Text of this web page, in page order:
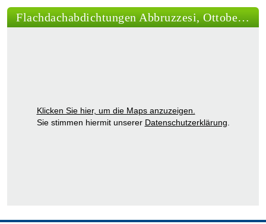
Flachdachabdichtungen Abbruzzesi, Ottobeuren
Klicken Sie hier, um die Maps anzuzeigen.
Sie stimmen hiermit unserer Datenschutzerklärung